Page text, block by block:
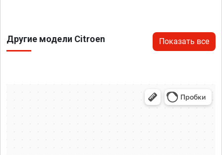
Другие модели Citroen Показать все